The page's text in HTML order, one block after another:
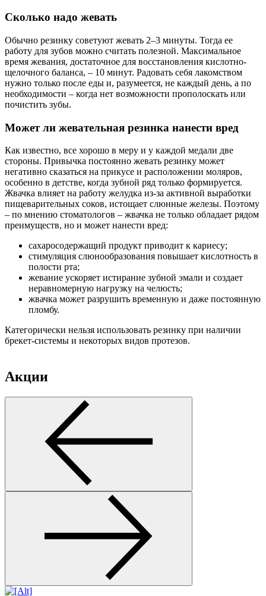
Сколько надо жевать
Обычно резинку советуют жевать 2–3 минуты. Тогда ее
работу для зубов можно считать полезной. Максимальное
время жевания, достаточное для восстановления кислотно-
щелочного баланса, – 10 минут. Радовать себя лакомством
нужно только после еды и, разумеется, не каждый день, а по
необходимости – когда нет возможности прополоскать или
почистить зубы.
Может ли жевательная резинка нанести вред
Как известно, все хорошо в меру и у каждой медали две
стороны. Привычка постоянно жевать резинку может
негативно сказаться на прикусе и расположении моляров,
особенно в детстве, когда зубной ряд только формируется.
Жвачка влияет на работу желудка из-за активной выработки
пищеварительных соков, истощает слюнные железы. Поэтому
– по мнению стоматологов – жвачка не только обладает рядом
преимуществ, но и может нанести вред:
сахаросодержащий продукт приводит к кариесу;
стимуляция слюнообразования повышает кислотность в
полости рта;
жевание ускоряет истирание зубной эмали и создает
неравномерную нагрузку на челюсть;
жвачка может разрушить временную и даже постоянную
пломбу.
Категорически нельзя использовать резинку при наличии
брекет-системы и некоторых видов протезов.
Акции